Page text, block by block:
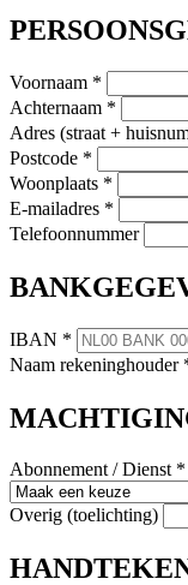
Voornaam *
Achternaam *
Adres (straat +
Postcode *
Woonplaats *
E-mailadres *
Telefoonnummer
IBAN *
Naam rekeninghouder
Abonnement / Dienst *
Overig (toelichting)